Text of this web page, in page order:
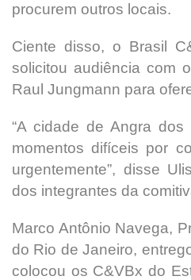
procurem outros locais.
Ciente disso, o Brasil
solicitou audiência com
Raul Jungmann para
“A cidade de Angra
momentos difíceis por
urgentemente”, disse
dos integrantes da
Marco Antônio Navega,
do Rio de Janeiro,
colocou os C&VBx do